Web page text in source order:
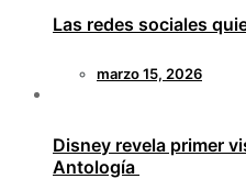
Las redes sociales
marzo 15, 2026
Disney revela primer
Antología